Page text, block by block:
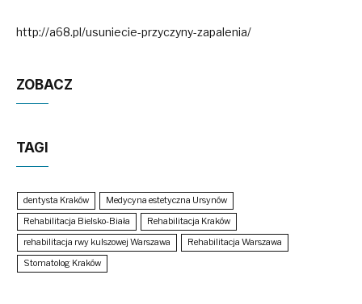
http://a68.pl/usuniecie-przyczyny-zapalenia/
ZOBACZ
TAGI
dentysta Kraków
Medycyna estetyczna Ursynów
Rehabilitacja Bielsko-Biała
Rehabilitacja Kraków
rehabilitacja rwy kulszowej Warszawa
Rehabilitacja Warszawa
Stomatolog Kraków